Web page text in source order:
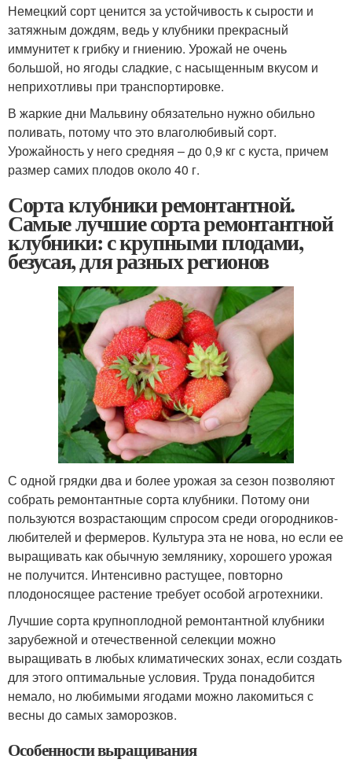
Немецкий сорт ценится за устойчивость к сырости и
затяжным дождям, ведь у клубники прекрасный
иммунитет к грибку и гниению. Урожай не очень
большой, но ягоды сладкие, с насыщенным вкусом и
неприхотливы при транспортировке.
В жаркие дни Мальвину обязательно нужно обильно
поливать, потому что это влаголюбивый сорт.
Урожайность у него средняя – до 0,9 кг с куста, причем
размер самих плодов около 40 г.
Сорта клубники ремонтантной.
Самые лучшие сорта ремонтантной
клубники: с крупными плодами,
безусая, для разных регионов
С одной грядки два и более урожая за сезон позволяют
собрать ремонтантные сорта клубники. Потому они
пользуются возрастающим спросом среди огородников-
любителей и фермеров. Культура эта не нова, но если ее
выращивать как обычную землянику, хорошего урожая
не получится. Интенсивно растущее, повторно
плодоносящее растение требует особой агротехники.
Лучшие сорта крупноплодной ремонтантной клубники
зарубежной и отечественной селекции можно
выращивать в любых климатических зонах, если создать
для этого оптимальные условия. Труда понадобится
немало, но любимыми ягодами можно лакомиться с
весны до самых заморозков.
Особенности выращивания